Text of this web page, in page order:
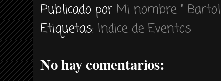
Publicado por Mi nombre "
Etiquetas: Indice de Eventos
No hay comentarios: